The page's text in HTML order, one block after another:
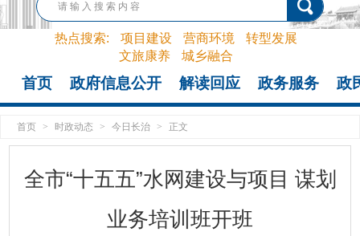
热点搜索: 项目建设 营商环境
转型发展
文旅康养
城乡融合
首页 政府信息公开 解读回应 政务服务 政
首页 > 时政动态 > 今日长治 > 正文
全市“十五五”水网建设与项目 谋划
业务培训班开班